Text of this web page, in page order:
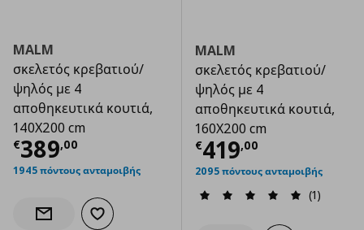
MALM
σκελετός κρεβατιού/
ψηλός με 4
αποθηκευτικά κουτιά,
140X200 cm
€389,00
Τρέχουσα τιμή € 389,00
1945 πόντους ανταμοιβής
Ενημέρωση διαθεσιμότητας
Προσθήκη στα αγαπημένα
MALM
σκελετός κρεβατιού/
ψηλός με 4
αποθηκευτικά κουτιά,
160X200 cm
€419,00
Τρέχουσα
2095 πόντους ανταμοιβής
(1)